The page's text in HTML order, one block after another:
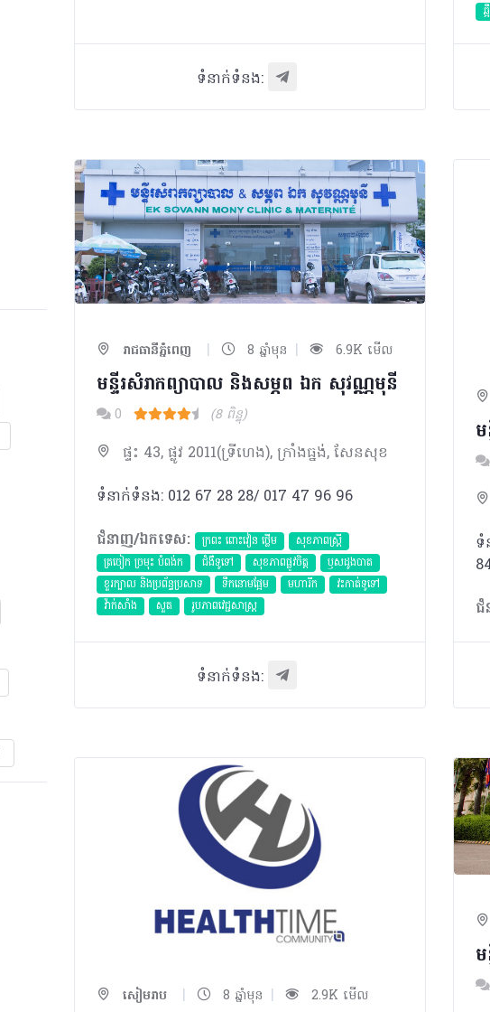
ទំនាក់ទំនង:
រាជធានីភ្នំពេញ | 8 ឆ្នាំមុន | 6.9K មើល
មន្ទីរសំរាកព្យាបាល និងសម្ភព ឯក សុវណ្ណមុនី
0 (8 ពិន្ទុ)
ផ្ទះ 43, ផ្លូវ 2011(ទ្រីហេង), ក្រាំងធ្នង់, សែនសុខ
ទំនាក់ទំនង: 012 67 28 28/ 017 47 96 96
ជំនាញ/ឯកទេស:
ក្រពះ ពោះវៀន ថ្លើម
សុខភាពស្រ្តី
ត្រចៀក ច្រមុះ បំពង់ក
ជំងឺទូទៅ សុខភាពផ្លូវចិត្ត
ឫសដូងបាត
ខួរក្បាល និងប្រព័ន្ធប្រសាទ
ទឹកនោមផ្អែម មហារីក​
វះកាត់ទូទៅ
វ៉ាក់សាំង
សួត ​រូបភាពវេជ្ជសាស្រ្ត
ទំនាក់ទំនង:
ទំ
ជំ
សៀមរាប | 8 ឆ្នាំមុន | 2.9K មើល